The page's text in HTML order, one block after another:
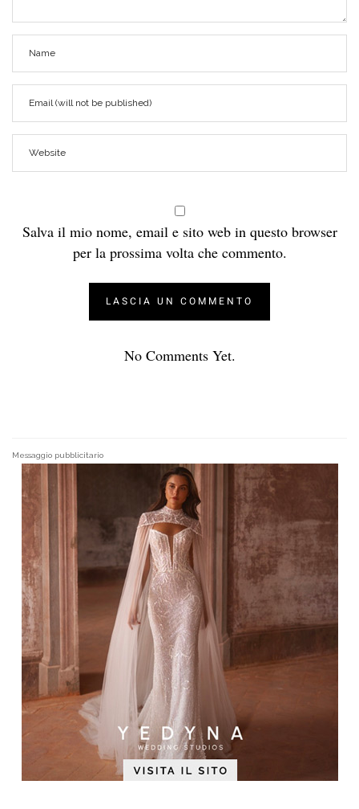
Salva il mio nome, email e sito web in questo browser
per la prossima volta che commento.
No Comments Yet.
Messaggio pubblicitario